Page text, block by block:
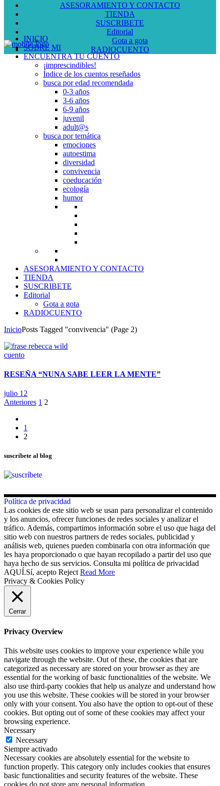
ASESORAMIENTO Y CONTACTO
TIENDA
SUSCRIBETE
Editorial
Gota a gota
RADIOCUENTO
INICIO
SOBRE MI
ENCUENTRA TU CUENTO
¡imprescindibles!
Índice de los cuentos reseñados
busca por edad recomendada
0-3 años
3-6 años
6-9 años
juvenil
adult@s
busca por temática
emociones
autoestima
diversidad
convivencia
coeducación
ecología
humor
ASESORAMIENTO Y CONTACTO
TIENDA
SUSCRIBETE
Editorial
Gota a gota
RADIOCUENTO
InicioPosts Tagged "convivencia" (Page 2)
cuento
RESEÑA “NUNA SABE LEER LA MENTE”
julio 12
Paginación
entradas
Anteriores 1 2
1
2
suscríbete al blog
Política de privacidad
Las cookies de este sitio web se usan para personalizar el contenido
y los anuncios, ofrecer funciones de redes sociales y analizar el
tráfico. Además, compartimos información sobre el uso que haga del
sitio web con nuestros partners de redes sociales, publicidad y
análisis web, quienes pueden combinarla con otra información que
les haya proporcionado o que hayan recopilado a partir del uso que
haya hecho de sus servicios. Consulta mi política de privacidad
AQUÍ.Sí, acepto Reject Read More
Privacy & Cookies Policy
Cerrar
Privacy Overview
This website uses cookies to improve your experience while you
navigate through the website. Out of these, the cookies that are
categorized as necessary are stored on your browser as they are
essential for the working of basic functionalities of the website. We
also use third-party cookies that help us analyze and understand how
you use this website. These cookies will be stored in your browser
only with your consent. You also have the option to opt-out of these
cookies. But opting out of some of these cookies may affect your
browsing experience.
Necessary
Necessary
Siempre activado
Necessary cookies are absolutely essential for the website to
function properly. This category only includes cookies that ensures
basic functionalities and security features of the website. These
cookies do not store any personal information.